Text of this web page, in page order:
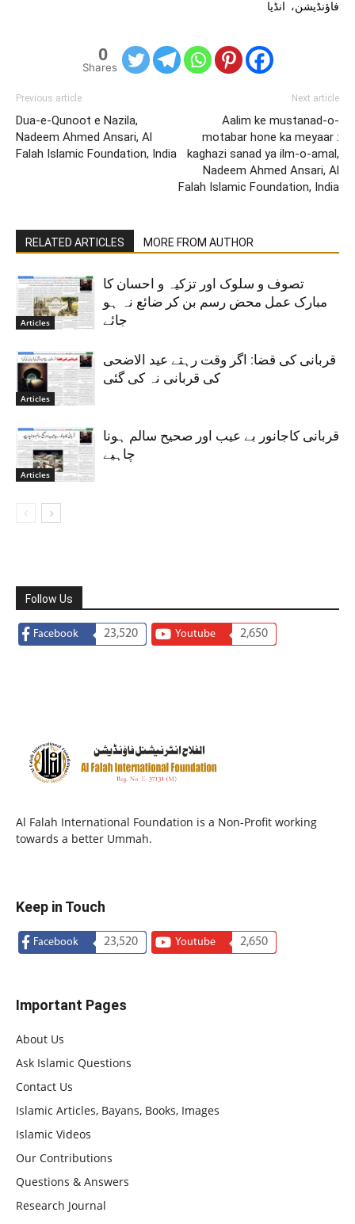
فاؤنڈیشن، انڈیا
0
Shares
Previous article
Dua-e-Qunoot e Nazila,
Nadeem Ahmed Ansari, Al
Falah Islamic Foundation, India
Next article
Aalim ke mustanad-o-
motabar hone ka meyaar :
kaghazi sanad ya ilm-o-amal,
Nadeem Ahmed Ansari, Al
Falah Islamic Foundation, India
RELATED ARTICLES MORE FROM AUTHOR
Articles
تصوف و سلوک اور تزکیہ و احسان کا
مبارک عمل محض رسم بن کر ضائع نہ ہو
جائے
Articles
قربانی کی قضا: اگر وقت رہتے عید الاضحی
کی قربانی نہ کی گئی
Articles
قربانی کاجانور بے عیب اور صحیح سالم ہونا
چاہیے
Follow Us
Facebook 23,520 Youtube 2,650
Al Falah International Foundation is a Non-Profit working
towards a better Ummah.
Keep in Touch
Facebook 23,520 Youtube 2,650
Important Pages
About Us
Ask Islamic Questions
Contact Us
Islamic Articles, Bayans, Books, Images
Islamic Videos
Our Contributions
Questions & Answers
Research Journal